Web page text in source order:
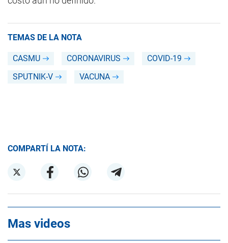
TEMAS DE LA NOTA
CASMU CORONAVIRUS
COVID-19
SPUTNIK-V
VACUNA
COMPARTÍ LA NOTA:
Mas videos